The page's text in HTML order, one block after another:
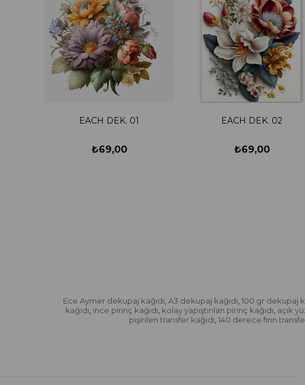
EACH DEK. 01
₺69,00
EACH DEK. 02
₺69,00
Ece Aymer dekupaj kağıdı, A3 dekupaj kağıdı, 100 gr dekupaj
kağıdı, ince pirinç kağıdı, kolay yapıştırılan pirinç kağıdı, açık
pişirilen transfer kağıdı, 140 derece fırın